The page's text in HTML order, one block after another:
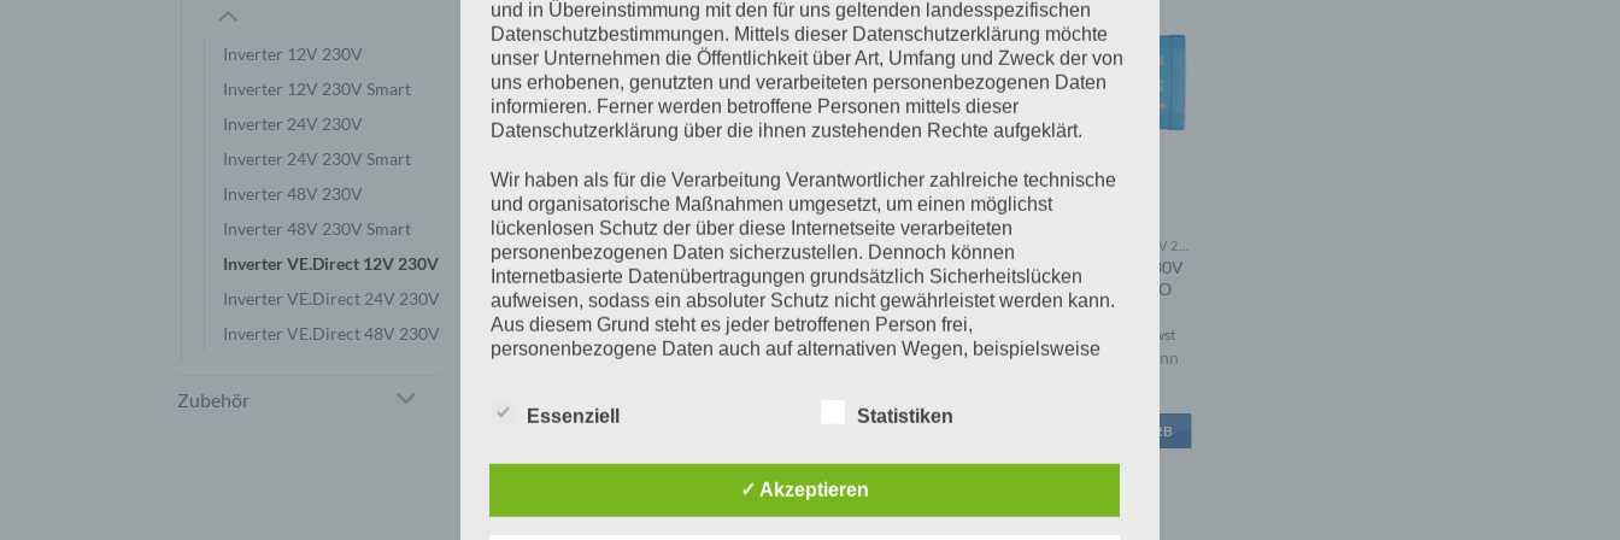
Inverter 12V 230V
Inverter 12V 230V Smart
Inverter 24V 230V
Inverter 24V 230V Smart
Inverter 48V 230V
Inverter 48V 230V Smart
Inverter VE.Direct 12V 230V
Inverter VE.Direct 24V 230V
Inverter VE.Direct 48V 230V
Zubehör
INVERTER VE.DIRECT 12V 230V
Phoenix Inverter 12/800
230V VE.Direct
SCHUKO
€243,01 inkl 20% Mwst
5-9 Werktage
INVERTER VE.DIRECT 12V 230V
Inverter 12/375 230V
VE.Direct SCHUKO
€120,00 inkl 20% Mwst
Lagernd im Polz Lager
Inverter 12/1200 230V
VE.Direct SCHUKO
inkl 20% Mwst
noch 1 auf Lager kann
IN DEN WARENKORB
und in Übereinstimmung mit den für uns geltenden landesspezifischen
Datenschutzbestimmungen. Mittels dieser Datenschutzerklärung möchte
unser Unternehmen die Öffentlichkeit über Art, Umfang und Zweck der von
uns erhobenen, genutzten und verarbeiteten personenbezogenen Daten
informieren. Ferner werden betroffene Personen mittels dieser
Datenschutzerklärung über die ihnen zustehenden Rechte aufgeklärt.
Wir haben als für die Verarbeitung Verantwortlicher zahlreiche technische
und organisatorische Maßnahmen umgesetzt, um einen möglichst
lückenlosen Schutz der über diese Internetseite verarbeiteten
personenbezogenen Daten sicherzustellen. Dennoch können
Internetbasierte Datenübertragungen grundsätzlich Sicherheitslücken
aufweisen, sodass ein absoluter Schutz nicht gewährleistet werden kann.
Aus diesem Grund steht es jeder betroffenen Person frei,
personenbezogene Daten auch auf alternativen Wegen, beispielsweise
Begriffsbestimmungen
Die Datenschutzerklärung beruht auf den Begrifflichkeiten, die durch den
Europäischen Richtlinien- und Verordnungsgeber beim Erlass der
Datenschutz-Grundverordnung (DS-GVO) verwendet wurden. Unsere
Essenziell Statistiken
✓ Akzeptieren